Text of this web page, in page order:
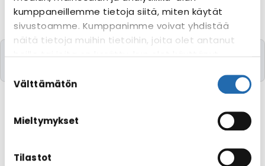
kumppaneillemme tietoja siitä, miten käytät
sivustoamme. Kumppanimme voivat yhdistää
näitä tietoja muihin tietoihin, joita olet antanut
evästeasetuksiesi hyväksyntää sivuston
linkistä.
valinta
Välttämätön
Mieltymykset
Tilastot